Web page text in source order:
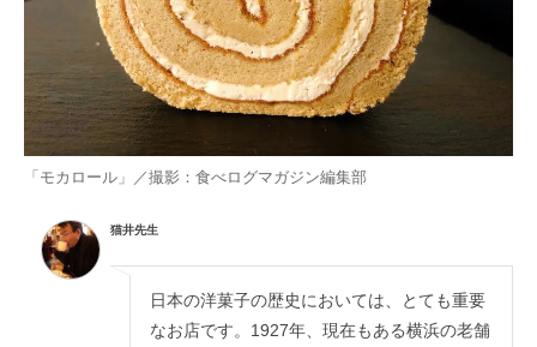
「モカロール」／撮影：食べログマガジン編集部
猫井先生
日本の洋菓子の歴史においては、とても重要
なお店です。1927年、現在もある横浜の老舗